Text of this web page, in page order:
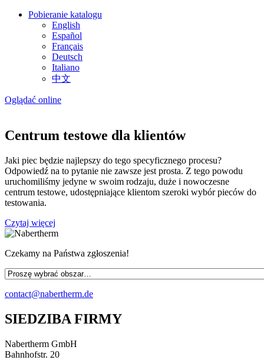
Pobieranie katalogu
English
Español
Français
Deutsch
Italiano
中文
Oglądać online
Centrum testowe dla klientów
Jaki piec będzie najlepszy do tego specyficznego procesu?
Odpowiedź na to pytanie nie zawsze jest prosta. Z tego powodu
uruchomiliśmy jedyne w swoim rodzaju, duże i nowoczesne
centrum testowe, udostępniające klientom szeroki wybór pieców do
testowania.
Czytaj więcej
Czekamy na Państwa zgłoszenia!
contact@nabertherm.de
SIEDZIBA FIRMY
Nabertherm GmbH
Bahnhofstr. 20